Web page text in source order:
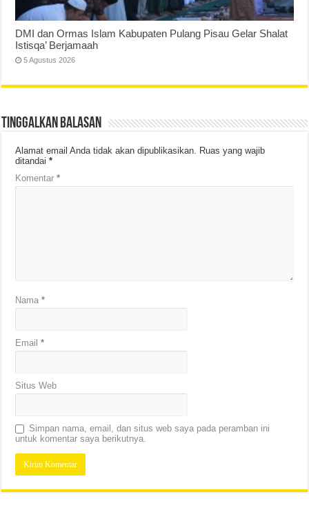
DMI dan Ormas Islam Kabupaten Pulang Pisau Gelar Shalat
Istisqa’ Berjamaah
5 Agustus 2026
Tinggalkan Balasan
Alamat email Anda tidak akan dipublikasikan. Ruas yang wajib
ditandai*
Komentar*
Nama*
Email*
Situs Web
Simpan nama, email, dan situs web saya pada peramban ini
untuk komentar saya berikutnya.